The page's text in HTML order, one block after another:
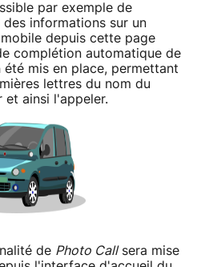
par exemple de
informations sur un
depuis cette page
complétion automatique de
mis en place, permettant
lettres du nom du
ainsi l'appeler.
de Photo Callsera mise